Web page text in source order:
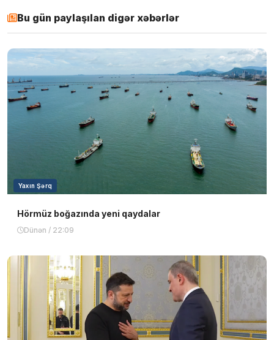
Bu gün paylaşılan digər xəbərlər
Yaxın Şərq
Hörmüz boğazında yeni qaydalar
Dünən / 22:09